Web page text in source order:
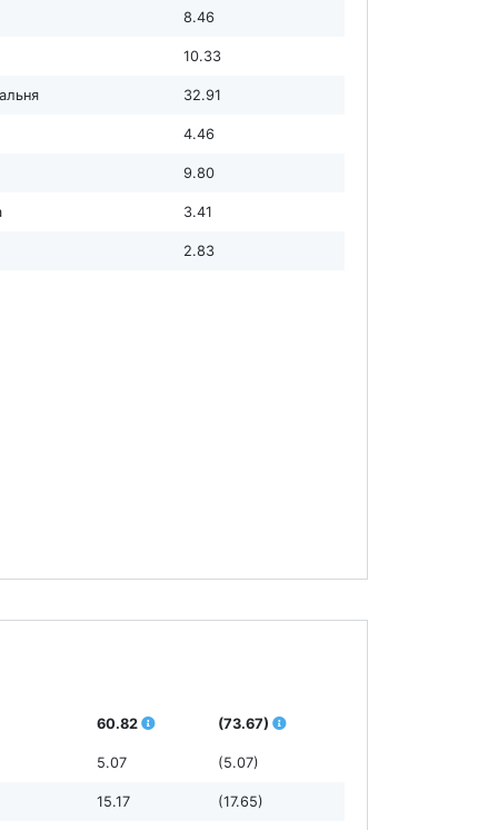
8.46
10.33
32.91
4.46
9.80
3.41
2.83
60.82 (73.67)
5.07 (5.07)
15.17 (17.65)